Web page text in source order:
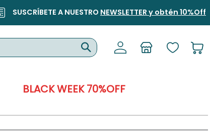
SUSCRÍBETE A NUESTRO NEWSLETTER y obtén 10%Off
BLACK WEEK 70%OFF